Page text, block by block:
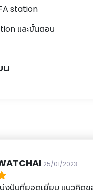
station
และขั้นตอน
น
25/01/2023
ปันที่ยอดเยี่ยม แนวคิดข